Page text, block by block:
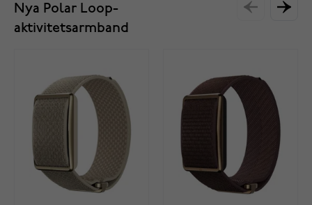
Nya Polar Loop-
aktivitetsarmband